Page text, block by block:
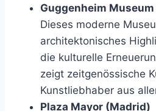
Guggenheim
Dieses moderne
architektonisches
die kulturelle
zeigt zeitgenössische
Kunstliebhaber aus
Plaza Mayor (Madrid)